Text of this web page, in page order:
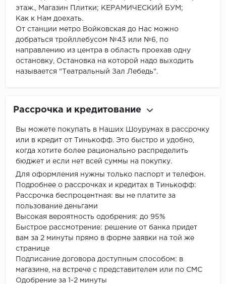
этаж., Магазин Плитки; КЕРАМИЧЕСКИЙ БУМ;
Как к Нам доехать.
От станции метро Войковская до Нас можно
добраться тройллебусом №43 или №6, по
направлению из центра в область проехав одну
остановку, Остановка на которой надо выходить
называется "Театральный Зал Лебедь".
Рассрочка и кредитование
Вы можете покупать в Наших Шоурумах в рассрочку
или в кредит от Тинькофф. Это быстро и удобно,
когда хотите более рационально распределить
бюджет и если нет всей суммы на покупку.
Для оформления нужны только паспорт и телефон.
Подробнее о рассрочках и кредитах в Тинькофф:
Рассрочка беспроцентная: вы не платите за
пользование деньгами
Высокая вероятность одобрения: до 95%
Быстрое рассмотрение: решение от банка придет
вам за 2 минуты прямо в форме заявки на той же
странице
Подписание договора доступным способом: в
магазине, на встрече с представителем или по СМС
Одобрение за 1-2 минуты